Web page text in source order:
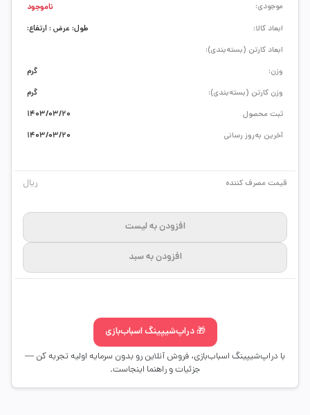
ابعاد کالا:
طول: عرض : ارتفاع:
ابعاد کارتن (بسته‌بندی):
وزن:
گرم
وزن کارتن (بسته‌بندی):
گرم
ثبت محصول
1403/03/20
آخرین به‌روز رسانی
1403/03/20
موجودی:
ناموجود
قیمت مصرف کننده ریال
افزودن به لیست
افزودن به سبد
🎁 دراپ‌شیپینگ اسباب‌بازی
با دراپ‌شیپینگ اسباب‌بازی، فروش آنلاین رو بدون سرمایه اولیه تجربه کن —
جزئیات و راهنما اینجاست.